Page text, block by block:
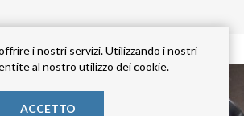
i nostri servizi. Utilizzando i nostri
al nostro utilizzo dei cookie.
ACCETTO